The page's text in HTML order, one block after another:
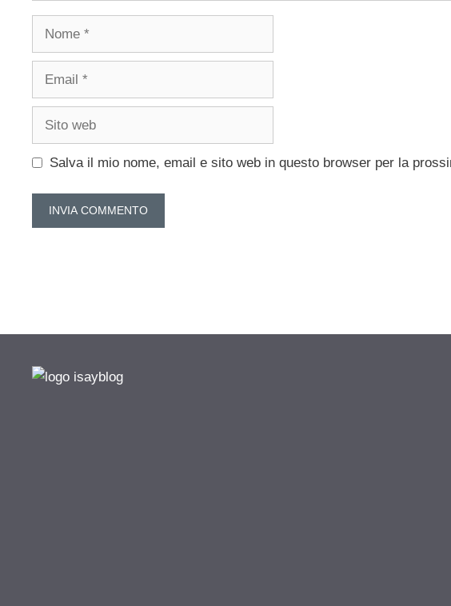
Salva il mio nome, email e sito web in questo browser per la